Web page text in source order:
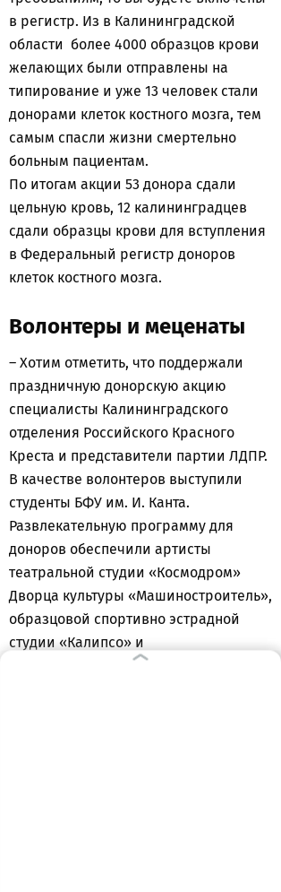
в регистр. Из в Калининградской
области более 4000 образцов крови
желающих были отправлены на
типирование и уже 13 человек стали
донорами клеток костного мозга, тем
самым спасли жизни смертельно
больным пациентам.
По итогам акции 53 донора сдали
цельную кровь, 12 калининградцев
сдали образцы крови для вступления
в Федеральный регистр доноров
клеток костного мозга.
Волонтеры и меценаты
– Хотим отметить, что поддержали
праздничную донорскую акцию
специалисты Калининградского
отделения Российского Красного
Креста и представители партии ЛДПР.
В качестве волонтеров выступили
студенты БФУ им. И. Канта.
Развлекательную программу для
доноров обеспечили артисты
театральной студии «Космодром»
Дворца культуры «Машиностроитель»,
образцовой спортивно эстрадной
студии «Калипсо» и
хореографического ансамбля